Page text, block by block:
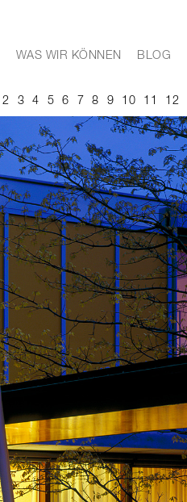
WAS WIR KÖNNEN BLOG
2 3 4 5 6 7 8 9 10 11 12